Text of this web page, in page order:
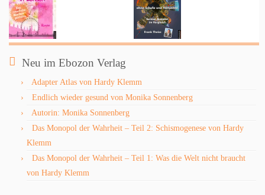
Neu im Ebozon Verlag
Adapter Atlas von Hardy Klemm
Endlich wieder gesund von Monika Sonnenberg
Autorin: Monika Sonnenberg
Das Monopol der Wahrheit – Teil 2: Schismogenese von Hardy
Klemm
Das Monopol der Wahrheit – Teil 1: Was die Welt nicht braucht
von Hardy Klemm